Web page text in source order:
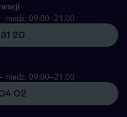
niedz. 09:00–21:00
20
niedz. 09:00–21:00
02